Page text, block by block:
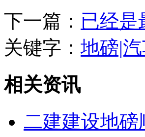
下一篇： 已经是
关键字： 地磅|
相关资讯
二建建设地磅